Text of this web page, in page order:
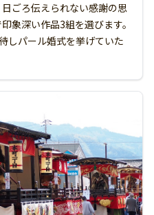
ごろ伝えられない感謝の思
象深い作品3組を選びます。
しパール婚式を挙げていた